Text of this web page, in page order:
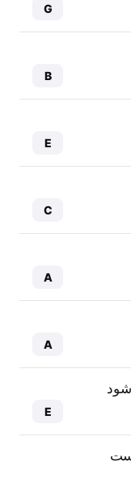
G
B
E
C
A
A
شود
E